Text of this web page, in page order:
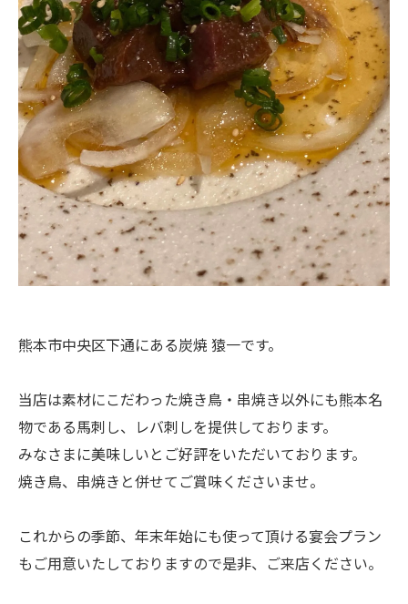
熊本市中央区下通にある炭焼 猿一です。
当店は素材にこだわった焼き鳥・串焼き以外にも熊本名
物である馬刺し、レバ刺しを提供しております。
みなさまに美味しいとご好評をいただいております。
焼き鳥、串焼きと併せてご賞味くださいませ。
これからの季節、年末年始にも使って頂ける宴会プラン
もご用意いたしておりますので是非、ご来店ください。